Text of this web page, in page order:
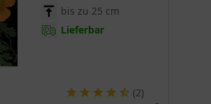
bis zu 25 cm
Lieferbar
(2)